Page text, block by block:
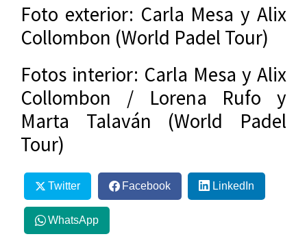
Foto exterior: Carla Mesa y Alix
Collombon (World Padel Tour)
Fotos interior: Carla Mesa y Alix
Collombon / Lorena Rufo y
Marta Talaván (World Padel
Tour)
Twitter Facebook LinkedIn
WhatsApp